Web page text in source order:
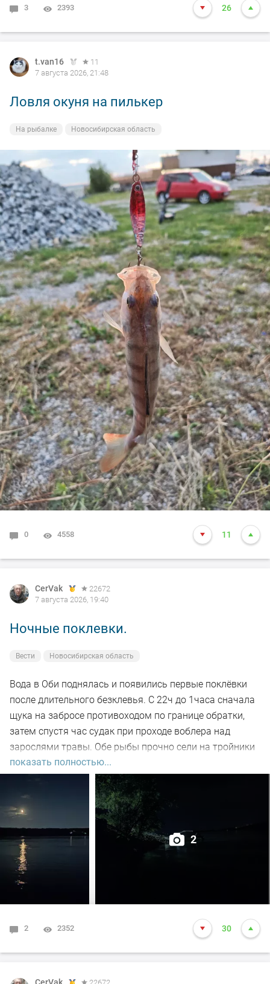
3 2393 26
t.van16
11
7 августа 2026, 21:48
Ловля окуня на пилькер
На рыбалке Новосибирская область
0 4558 11
CerVak
22672
7 августа 2026, 19:40
Ночные поклевки.
Вести Новосибирская область
Вода в Оби поднялась и появились первые поклёвки
после длительного безклевья. С 22ч до 1часа сначала
щука на забросе противоходом по границе обратки,
затем спустя час судак при проходе воблера над
зарослями травы. Обе рыбы прочно сели на тройники
и при чистке оказались с пустыми желудками. Ждем
дальнейших поклёвок.
показать полностью...
2
2 2352 30